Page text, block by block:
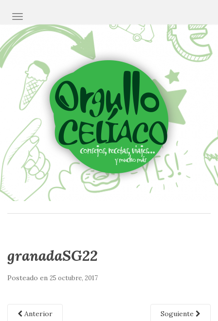
CAMBIAR NAVEGACIÓN
granadaSG22
Posteado en 25 octubre, 2017
Anterior Soguiente